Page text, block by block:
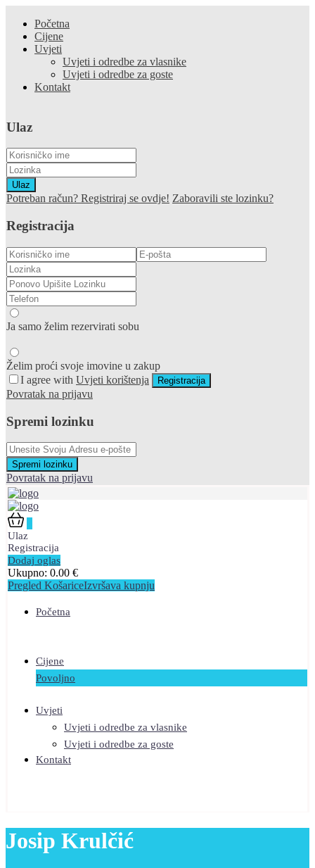
Početna
Cijene
Uvjeti
Uvjeti i odredbe za vlasnike
Uvjeti i odredbe za goste
Kontakt
Ulaz
Ulaz
Potreban račun? Registriraj se ovdje! Zaboravili ste lozinku?
Registracija
Ja samo želim rezervirati sobu
Želim proći svoje imovine u zakup
I agree with Uvjeti korištenja Registracija
Povratak na prijavu
Spremi lozinku
Spremi lozinku
Povratak na prijavu
Ulaz
Registracija
Dodaj oglas
Ukupno: 0.00 €
Pregled KošariceIzvršava kupnju
Početna
Cijene
Povoljno
Uvjeti
Uvjeti i odredbe za vlasnike
Uvjeti i odredbe za goste
Kontakt
Josip Krulčić